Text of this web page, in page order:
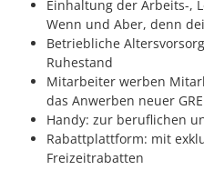
Einhaltung der Arbeits-,
Wenn und Aber, denn
Betriebliche
Ruhestand
Mitarbeiter werben
das Anwerben neuer
Handy: zur beruflichen
Rabattplattform: mit
Freizeitrabatten